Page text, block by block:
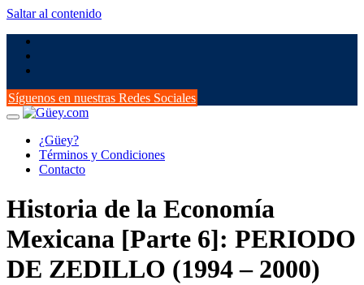
Saltar al contenido
Síguenos en nuestras Redes Sociales
¿Güey?
Términos y Condiciones
Contacto
Historia de la Economía
Mexicana [Parte 6]: PERIODO
DE ZEDILLO (1994 – 2000)